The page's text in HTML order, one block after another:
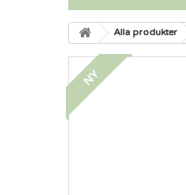
Alla produkter
NY